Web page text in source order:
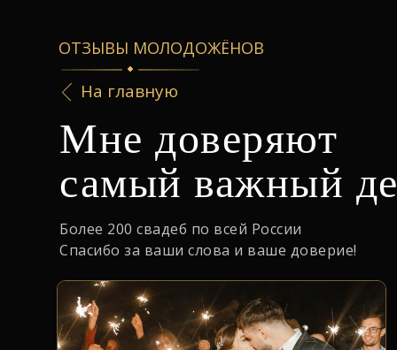
На главную
Более 200 свадеб по всей России
Спасибо за ваши слова и ваше доверие!
Мне доверяют
самый важный
ОТЗЫВЫ МОЛОДОЖËНОВ